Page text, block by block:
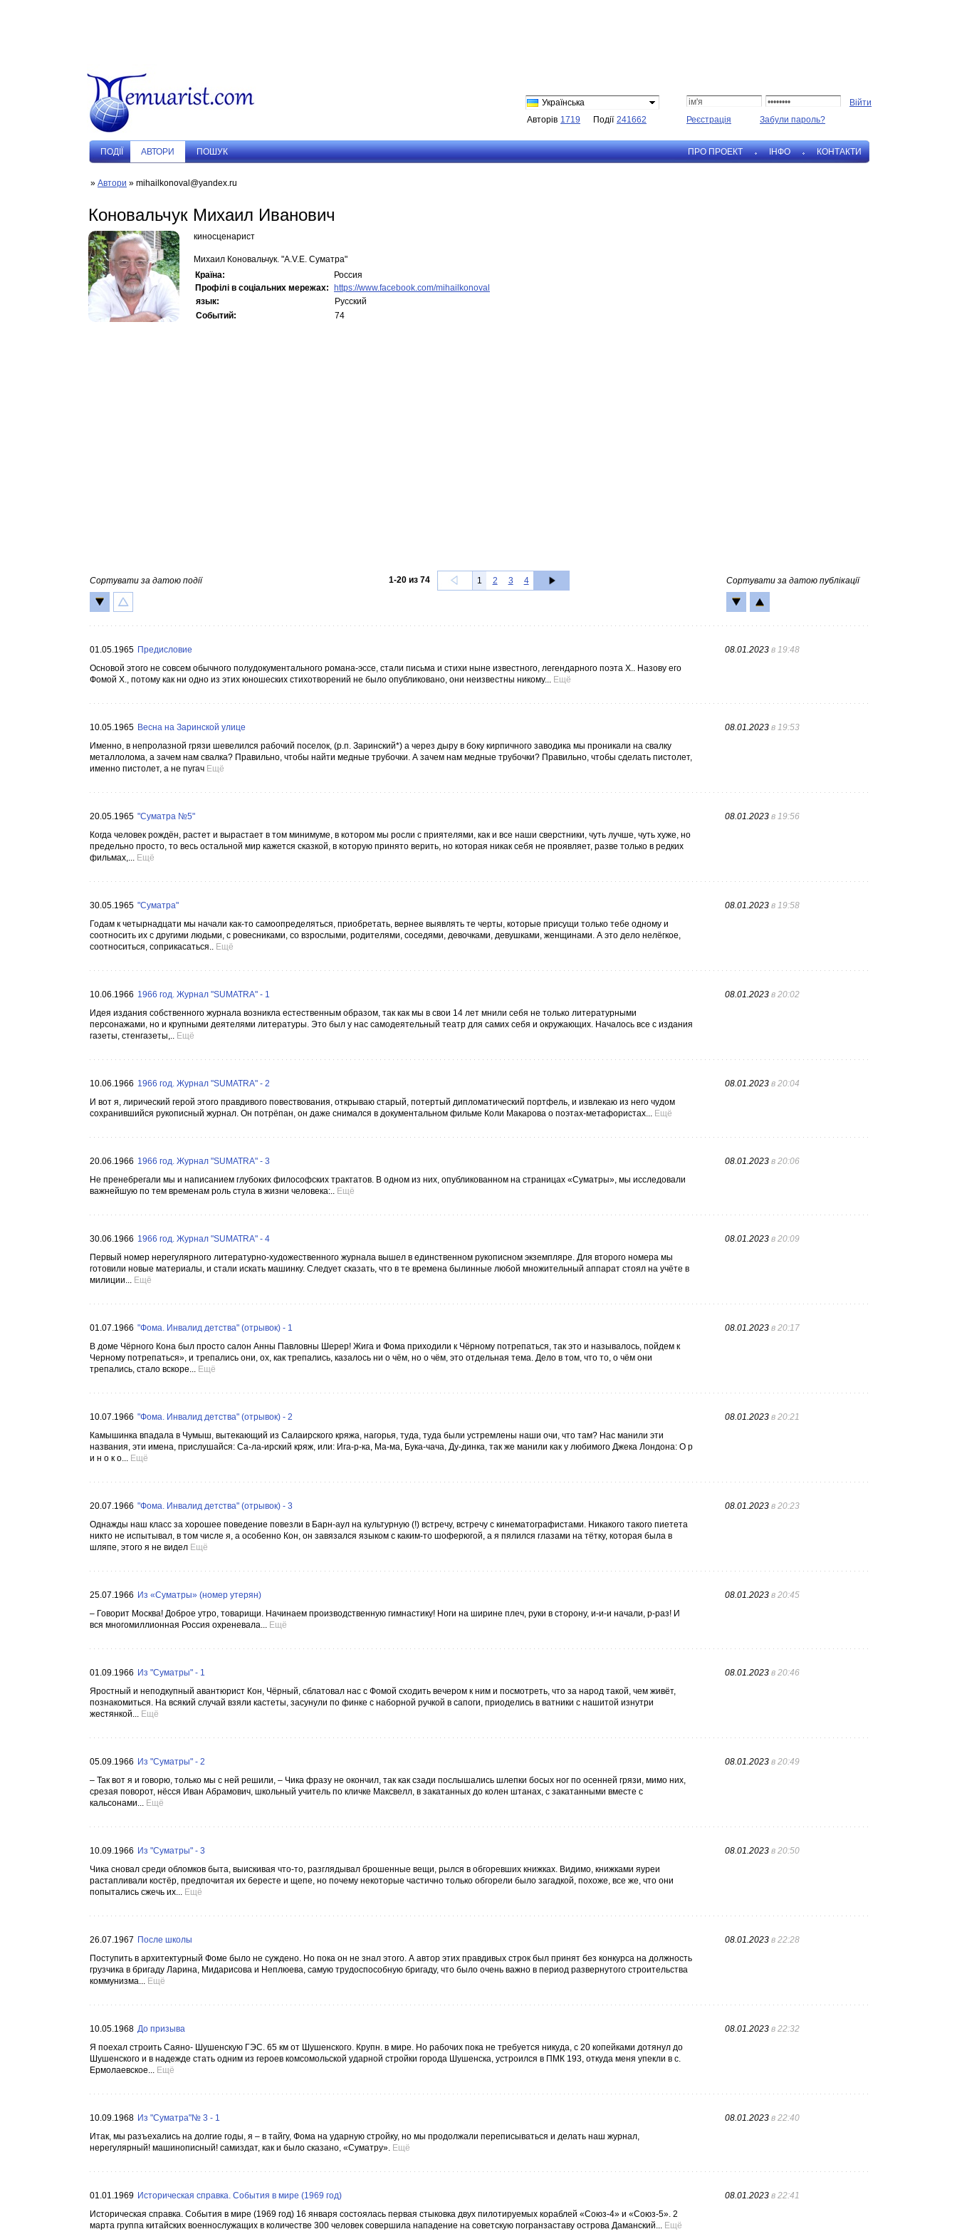
Українська
Авторів 1719 Події 241662 Реєстрація Забули пароль?
ПОДIЇ АВТОРИ ПОШУК ПРО ПРОЕКТ IНФО КОНТАКТИ
» Автори » mihailkonoval@yandex.ru
Коновальчук Михаил Иванович
киносценарист
Михаил Коновальчук. "A.V.E. Суматра"
Країна:
Россия
Профілі в соціальних мережах:
https://www.facebook.com/mihailkonoval
язык:
Русский
Событий:
74
Сортувати за датою події 1-20из 74 1 2 3 4 Сортувати за датою публікації
01.05.1965 Предисловие
Основой этого не совсем обычного полудокументального романа-эссе, стали письма и стихи ныне известного, легендарного поэта Х.. Назову его
Фомой Х., потому как ни одно из этих юношеских стихотворений не было опубликовано, они неизвестны никому... Ещё
08.01.2023 в 19:48
10.05.1965 Весна на Заринской улице
Именно, в непролазной грязи шевелился рабочий поселок, (р.п. Заринский*) а через дыру в боку кирпичного заводика мы проникали на свалку
металлолома, а зачем нам свалка? Правильно, чтобы найти медные трубочки. А зачем нам медные трубочки? Правильно, чтобы сделать пистолет,
именно пистолет, а не пугач Ещё
08.01.2023 в 19:53
20.05.1965 "Суматра №5"
Когда человек рождён, растет и вырастает в том минимуме, в котором мы росли с приятелями, как и все наши сверстники, чуть лучше, чуть хуже, но
предельно просто, то весь остальной мир кажется сказкой, в которую принято верить, но которая никак себя не проявляет, разве только в редких
фильмах,... Ещё
08.01.2023 в 19:56
30.05.1965 "Суматра"
Годам к четырнадцати мы начали как-то самоопределяться, приобретать, вернее выявлять те черты, которые присущи только тебе одному и
соотносить их с другими людьми, с ровесниками, со взрослыми, родителями, соседями, девочками, девушками, женщинами. А это дело нелёгкое,
соотноситься, соприкасаться.. Ещё
08.01.2023 в 19:58
10.06.1966 1966 год. Журнал "SUMATRA" - 1
Идея издания собственного журнала возникла естественным образом, так как мы в свои 14 лет мнили себя не только литературными
персонажами, но и крупными деятелями литературы. Это был у нас самодеятельный театр для самих себя и окружающих. Началось все с издания
газеты, стенгазеты,.. Ещё
08.01.2023 в 20:02
10.06.1966 1966 год. Журнал "SUMATRA" - 2
И вот я, лирический герой этого правдивого повествования, открываю старый, потертый дипломатический портфель, и извлекаю из него чудом
сохранившийся рукописный журнал. Он потрёпан, он даже снимался в документальном фильме Коли Макарова о поэтах-метафористах... Ещё
08.01.2023 в 20:04
20.06.1966 1966 год. Журнал "SUMATRA" - 3
Не пренебрегали мы и написанием глубоких философских трактатов. В одном из них, опубликованном на страницах «Суматры», мы исследовали
важнейшую по тем временам роль стула в жизни человека:.. Ещё
08.01.2023 в 20:06
30.06.1966 1966 год. Журнал "SUMATRA" - 4
Первый номер нерегулярного литературно-художественного журнала вышел в единственном рукописном экземпляре. Для второго номера мы
готовили новые материалы, и стали искать машинку. Следует сказать, что в те времена былинные любой множительный аппарат стоял на учёте в
милиции... Ещё
08.01.2023 в 20:09
01.07.1966 "Фома. Инвалид детства" (отрывок) - 1
В доме Чёрного Кона был просто салон Анны Павловны Шерер! Жига и Фома приходили к Чёрному потрепаться, так это и называлось, пойдем к
Черному потрепаться», и трепались они, ох, как трепались, казалось ни о чём, но о чём, это отдельная тема. Дело в том, что то, о чём они
трепались, стало вскоре... Ещё
08.01.2023 в 20:17
10.07.1966 "Фома. Инвалид детства" (отрывок) - 2
Камышинка впадала в Чумыш, вытекающий из Салаирского кряжа, нагорья, туда, туда были устремлены наши очи, что там? Нас манили эти
названия, эти имена, прислушайся: Са-ла-ирский кряж, или: Ига-р-ка, Ма-ма, Бука-чача, Ду-динка, так же манили как у любимого Джека Лондона: О р
и н о к о... Ещё
08.01.2023 в 20:21
20.07.1966 "Фома. Инвалид детства" (отрывок) - 3
Однажды наш класс за хорошее поведение повезли в Барн-аул на культурную (!) встречу, встречу с кинематографистами. Никакого такого пиетета
никто не испытывал, в том числе я, а особенно Кон, он завязался языком с каким-то шоферюгой, а я пялился глазами на тётку, которая была в
шляпе, этого я не видел Ещё
08.01.2023 в 20:23
25.07.1966 Из «Суматры» (номер утерян)
– Говорит Москва! Доброе утро, товарищи. Начинаем производственную гимнастику! Ноги на ширине плеч, руки в сторону, и-и-и начали, р-раз! И
вся многомиллионная Россия охреневала... Ещё
08.01.2023 в 20:45
01.09.1966 Из "Суматры" - 1
Яростный и неподкупный авантюрист Кон, Чёрный, сблатовал нас с Фомой сходить вечером к ним и посмотреть, что за народ такой, чем живёт,
познакомиться. На всякий случай взяли кастеты, засунули по финке с наборной ручкой в сапоги, приоделись в ватники с нашитой изнутри
жестянкой... Ещё
08.01.2023 в 20:46
05.09.1966 Из "Суматры" - 2
– Так вот я и говорю, только мы с ней решили, – Чика фразу не окончил, так как сзади послышались шлепки босых ног по осенней грязи, мимо них,
срезая поворот, нёсся Иван Абрамович, школьный учитель по кличке Максвелл, в закатанных до колен штанах, с закатанными вместе с
кальсонами... Ещё
08.01.2023 в 20:49
10.09.1966 Из "Суматры" - 3
Чика сновал среди обломков быта, выискивая что-то, разглядывал брошенные вещи, рылся в обгоревших книжках. Видимо, книжками яуреи
растапливали костёр, предпочитая их бересте и щепе, но почему некоторые частично только обгорели было загадкой, похоже, все же, что они
попытались сжечь их... Ещё
08.01.2023 в 20:50
26.07.1967 После школы
Поступить в архитектурный Фоме было не суждено. Но пока он не знал этого. А автор этих правдивых строк был принят без конкурса на должность
грузчика в бригаду Ларина, Мидарисова и Неплюева, самую трудоспособную бригаду, что было очень важно в период развернутого строительства
коммунизма... Ещё
08.01.2023 в 22:28
10.05.1968 До призыва
Я поехал строить Саяно- Шушенскую ГЭС. 65 км от Шушенского. Крупн. в мире. Но рабочих пока не требуется никуда, с 20 копейками дотянул до
Шушенского и в надежде стать одним из героев комсомольской ударной стройки города Шушенска, устроился в ПМК 193, откуда меня упекли в с.
Ермолаевское... Ещё
08.01.2023 в 22:32
10.09.1968 Из "Суматра"№ 3 - 1
Итак, мы разъехались на долгие годы, я – в тайгу, Фома на ударную стройку, но мы продолжали переписываться и делать наш журнал,
нерегулярный! машинописный! самиздат, как и было сказано, «Суматру». Ещё
08.01.2023 в 22:40
01.01.1969 Историческая справка. События в мире (1969 год)
Историческая справка. События в мире (1969 год) 16 января состоялась первая стыковка двух пилотируемых кораблей «Союз-4» и «Союз-5». 2
марта группа китайских военнослужащих в количестве 300 человек совершила нападение на советскую погранзаставу острова Даманский... Ещё
08.01.2023 в 22:41